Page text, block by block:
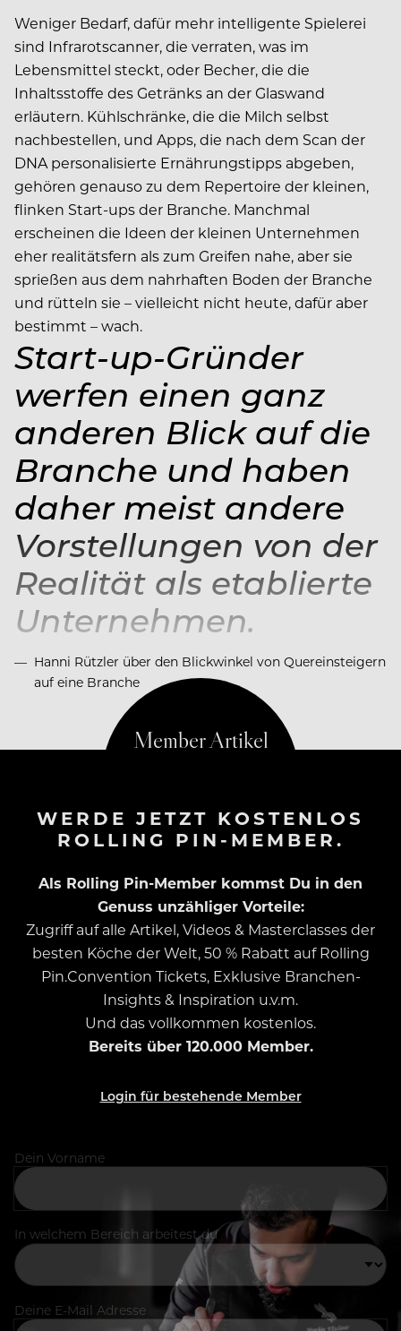
Weniger Bedarf, dafür mehr intelligente Spielerei
sind Infrarotscanner, die verraten, was im
Lebensmittel steckt, oder Becher, die die
Inhaltsstoffe des Getränks an der Glaswand
erläutern. Kühlschränke, die die Milch selbst
nachbestellen, und Apps, die nach dem Scan der
DNA personalisierte Ernährungstipps abgeben,
gehören genauso zu dem Repertoire der kleinen,
flinken Start-ups der Branche. Manchmal
erscheinen die Ideen der kleinen Unternehmen
eher realitätsfern als zum Greifen nahe, aber sie
sprießen aus dem nahrhaften Boden der Branche
und rütteln sie – vielleicht nicht heute, dafür aber
bestimmt – wach.
Start-up-Gründer
werfen einen ganz
anderen Blick auf die
Branche und haben
daher meist andere
Vorstellungen von der
Realität als etablierte
Unternehmen.
Hanni Rützler über den Blickwinkel von Quereinsteigern
auf eine Branche
WERDE JETZT KOSTENLOS
ROLLING PIN-MEMBER.
Als Rolling Pin-Member kommst Du in den
Genuss unzähliger Vorteile:
Zugriff auf alle Artikel, Videos & Masterclasses der
besten Köche der Welt, 50 % Rabatt auf Rolling
Pin.Convention Tickets, Exklusive Branchen-
Insights & Inspiration u.v.m.
Und das vollkommen kostenlos.
Bereits über 120.000 Member.
Login für bestehende Member
Dein Vorname
In welchem Bereich arbeitest du
Deine E-Mail Adresse